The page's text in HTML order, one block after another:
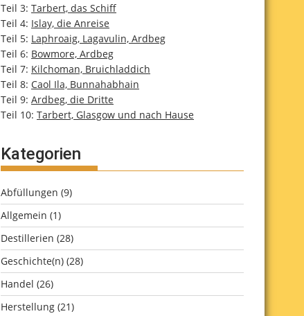
Teil 3: Tarbert, das Schiff
Teil 4: Islay, die Anreise
Teil 5: Laphroaig, Lagavulin, Ardbeg
Teil 6: Bowmore, Ardbeg
Teil 7: Kilchoman, Bruichladdich
Teil 8: Caol Ila, Bunnahabhain
Teil 9: Ardbeg, die Dritte
Teil 10: Tarbert, Glasgow und nach Hause
Kategorien
Abfüllungen (9)
Allgemein (1)
Destillerien (28)
Geschichte(n) (28)
Handel (26)
Herstellung (21)